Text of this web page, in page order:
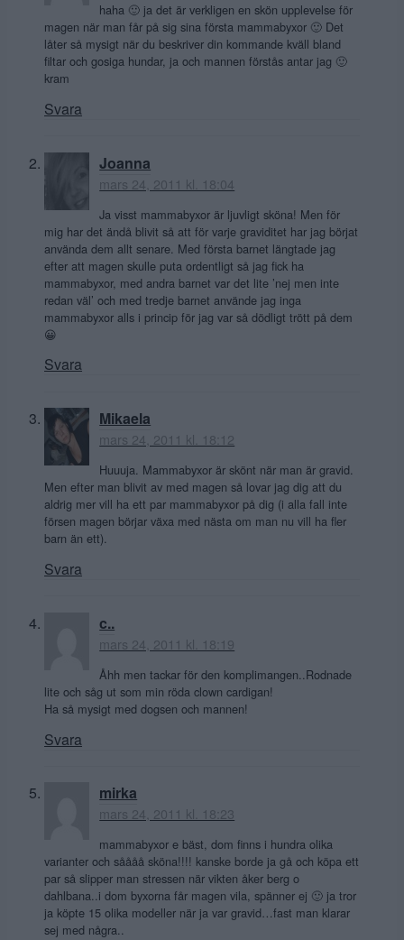
haha 🙂 ja det är verkligen en skön upplevelse för
magen när man får på sig sina första mammabyxor 🙂 Det
låter så mysigt när du beskriver din kommande kväll bland
filtar och gosiga hundar, ja och mannen förstås antar jag 🙂
kram
Svara
Joanna
mars 24, 2011 kl. 18:04
Ja visst mammabyxor är ljuvligt sköna! Men för
mig har det ändå blivit så att för varje graviditet har jag börjat
använda dem allt senare. Med första barnet längtade jag
efter att magen skulle puta ordentligt så jag fick ha
mammabyxor, med andra barnet var det lite ’nej men inte
redan väl’ och med tredje barnet använde jag inga
mammabyxor alls i princip för jag var så dödligt trött på dem
😀
Svara
Mikaela
mars 24, 2011 kl. 18:12
Huuuja. Mammabyxor är skönt när man är gravid.
Men efter man blivit av med magen så lovar jag dig att du
aldrig mer vill ha ett par mammabyxor på dig (i alla fall inte
försen magen börjar växa med nästa om man nu vill ha fler
barn än ett).
Svara
c..
mars 24, 2011 kl. 18:19
Åhh men tackar för den komplimangen..Rodnade
lite och såg ut som min röda clown cardigan!
Ha så mysigt med dogsen och mannen!
Svara
mirka
mars 24, 2011 kl. 18:23
mammabyxor e bäst, dom finns i hundra olika
varianter och såååå sköna!!!! kanske borde ja gå och köpa ett
par så slipper man stressen när vikten åker berg o
dahlbana..i dom byxorna får magen vila, spänner ej 🙂 ja tror
ja köpte 15 olika modeller när ja var gravid…fast man klarar
sej med några..